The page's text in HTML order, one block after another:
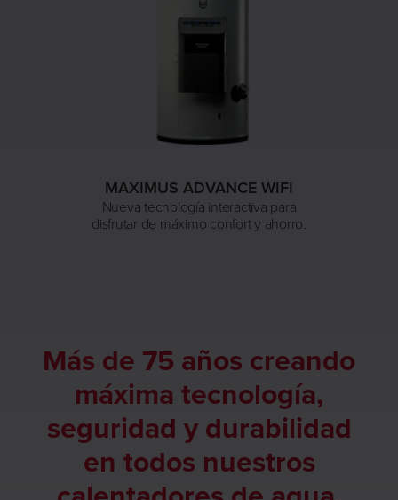
MAXIMUS ADVANCE WIFI
Nueva tecnología interactiva para
disfrutar de máximo confort y ahorro.
Más de 75 años creando
máxima tecnología,
seguridad y durabilidad
en todos nuestros